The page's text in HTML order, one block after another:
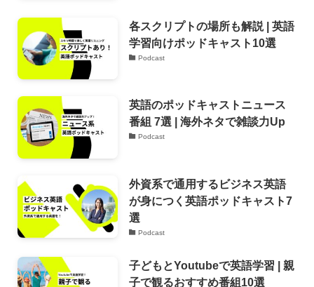
各スクリプトの場所も解説 | 英語
学習向けポッドキャスト10選
Podcast
英語のポッドキャストニュース
番組 7選 | 海外ネタで雑談力Up
Podcast
外資系で通用するビジネス英語
が身につく英語ポッドキャスト7
選
Podcast
子どもとYoutubeで英語学習 | 親
子で観るおすすめ番組10選